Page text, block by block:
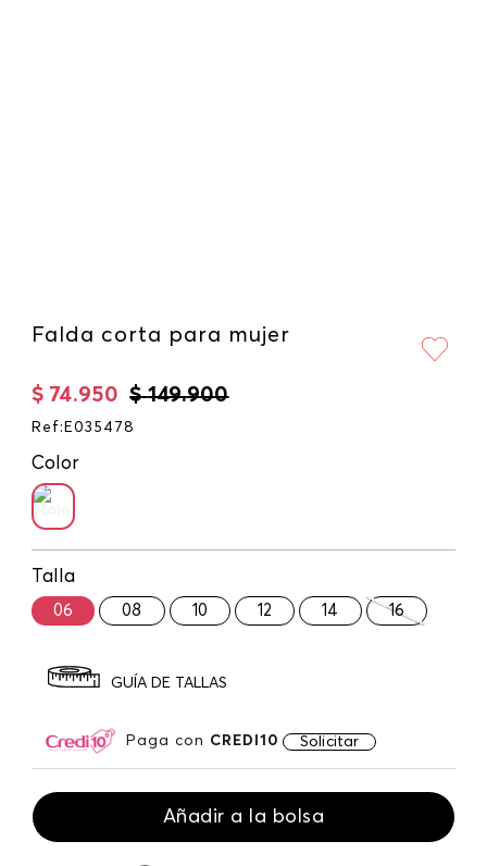
Falda corta para mujer
$ 149.900
$ 74.950
Ref : E035478
Color
Talla
06 08 10 12 14 16
GUÍA DE TALLAS
Paga con CREDI10 Solicitar
Añadir a la bolsa